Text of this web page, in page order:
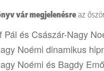
vár megjelenésreaz
Pál és Császár-Nagy
Noémi dinamikus
Noémi és Bagdy